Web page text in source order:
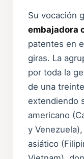
Su vocación
embajadora
patentes en
giras. La
por toda la
de una
extendiendo
americano
y
asiático